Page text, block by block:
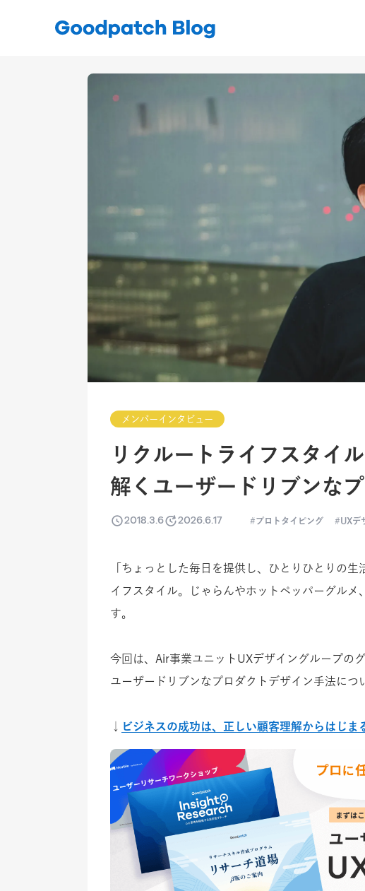
メンバーインタビュー
リクルートライフスタイ
解くユーザードリブンな
2018.3.6 2026.6.17 プロトタイピング UXデ
「ちょっとした毎日を提供し、ひとりひとりの
イフスタイル。じゃらんやホットペッパーグル
す。
今回は、Air事業ユニットUXデザイングループの
ユーザードリブンなプロダクトデザイン手法につ
ビジネスの成功は、正しい顧客理解からはじま